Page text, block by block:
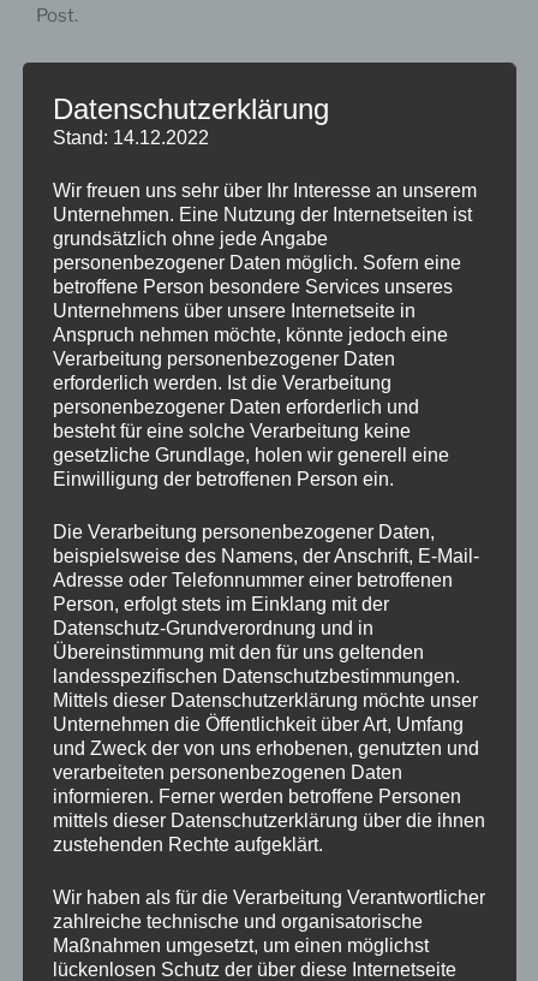
Post.
«Ehrenmitgliederschiffli» auf Vordermann zu halten
und euch immer wieder ein abwechslungsreiches
Jahr nur beschränkt möglich.
Wir freuen uns, wenn wir besseren Zeiten
entgegensehen können und unbeschwert wieder
Ausflüge und Treffen organisieren dürfen.
Wir danken allen Ehrenmitgliedern für das Interesse
und die Teilnahme an unseren An-lässen; es ist doch
immer wieder eine Bereicherung im Alltag.
Januar 2021
KATEGORIEN
ALLGEMEIN,EHRENMITGLIEDER
Schreibe einen Kommentar
Deine E-Mail-Adresse wird nicht veröffentlicht.
Erforderliche Felder sind mit markiert
Kommentar*
Datenschutzerklärung
Stand: 14.12.2022
Wir freuen uns sehr über Ihr Interesse an unserem
Unternehmen. Eine Nutzung der Internetseiten ist
grundsätzlich ohne jede Angabe
personenbezogener Daten möglich. Sofern eine
betroffene Person besondere Services unseres
Unternehmens über unsere Internetseite in
Anspruch nehmen möchte, könnte jedoch eine
Verarbeitung personenbezogener Daten
erforderlich werden. Ist die Verarbeitung
personenbezogener Daten erforderlich und
besteht für eine solche Verarbeitung keine
gesetzliche Grundlage, holen wir generell eine
Einwilligung der betroffenen Person ein.
Die Verarbeitung personenbezogener Daten,
beispielsweise des Namens, der Anschrift, E-Mail-
Adresse oder Telefonnummer einer betroffenen
Person, erfolgt stets im Einklang mit der
Datenschutz-Grundverordnung und in
Übereinstimmung mit den für uns geltenden
landesspezifischen Datenschutzbestimmungen.
Mittels dieser Datenschutzerklärung möchte unser
Unternehmen die Öffentlichkeit über Art, Umfang
und Zweck der von uns erhobenen, genutzten und
verarbeiteten personenbezogenen Daten
informieren. Ferner werden betroffene Personen
mittels dieser Datenschutzerklärung über die ihnen
zustehenden Rechte aufgeklärt.
Wir haben als für die Verarbeitung Verantwortlicher
zahlreiche technische und organisatorische
Maßnahmen umgesetzt, um einen möglichst
lückenlosen Schutz der über diese Internetseite